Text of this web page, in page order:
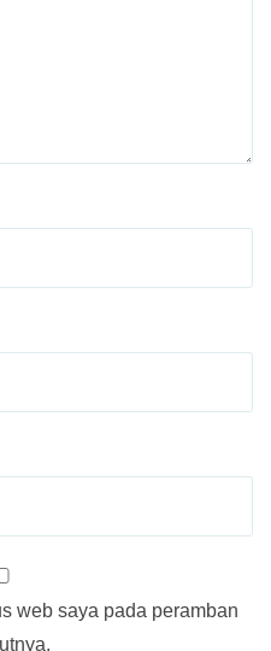
web saya pada peramban